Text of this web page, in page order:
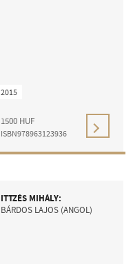
1500 HUF
ISBN978963123936
2015
ITTZÉS MIHÁLY:
BÁRDOS LAJOS (ANGOL)